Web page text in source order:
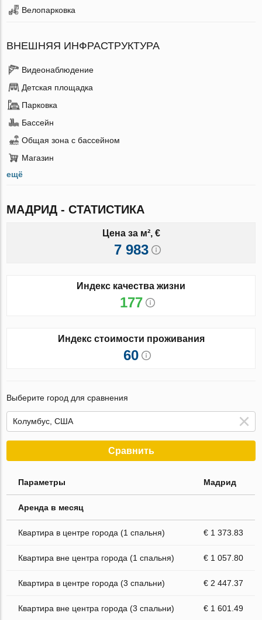
Велопарковка
ВНЕШНЯЯ ИНФРАСТРУКТУРА
Видеонаблюдение
Детская площадка
Парковка
Бассейн
Общая зона с бассейном
Магазин
ещё
МАДРИД - СТАТИСТИКА
Цена за м², €
7 983
Индекс качества жизни
177
Индекс стоимости проживания
60
Выберите город для сравнения
Сравнить
Параметры Мадрид
Аренда в месяц
Квартира в центре города (1 спальня) € 1 373.83
Квартира вне центра города (1 спальня) € 1 057.80
Квартира в центре города (3 спальни) € 2 447.37
Квартира вне центра города (3 спальни) € 1 601.49